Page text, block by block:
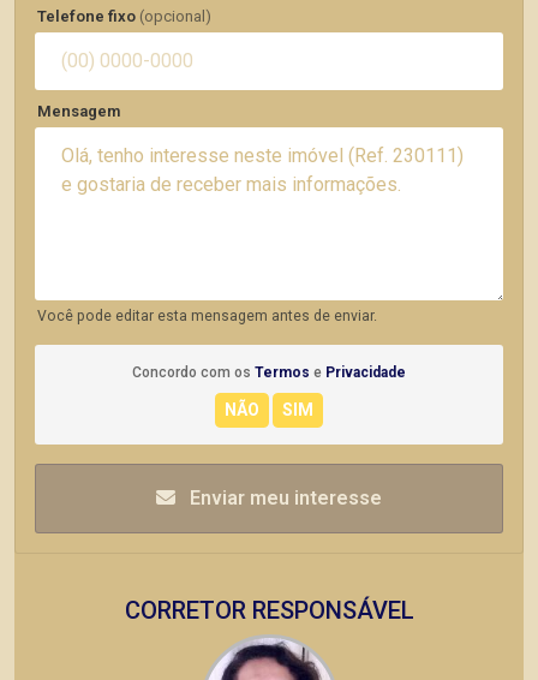
Telefone fixo (opcional)
Mensagem
Você pode editar esta mensagem antes de enviar.
Concordo com os Termos e Privacidade
Enviar meu interesse
CORRETOR RESPONSÁVEL